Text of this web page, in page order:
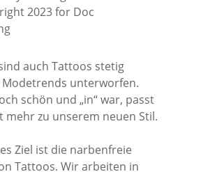
auch Tattoos stetig
unterworfen.
schön und „in“ war, passt
mehr zu unserem neuen Stil.
Ziel ist die narbenfreie
Tattoos. Wir arbeiten in